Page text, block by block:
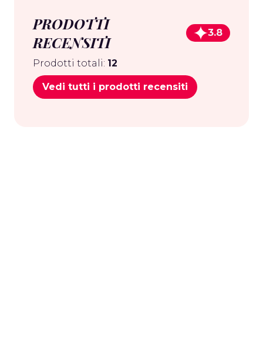
PRODOTTI
RECENSITI
3.8
Prodotti totali: 12
Vedi tutti i prodotti recensiti